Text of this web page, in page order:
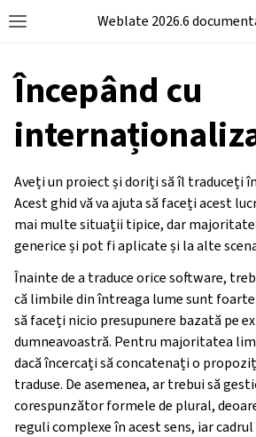
Weblate 2026.6
Începând cu
Aveți un proiect și doriți să îl traduceți
Acest ghid vă va ajuta să faceți acest
mai multe situații tipice, dar
generice și pot fi aplicate și la alte
Înainte de a traduce orice software,
că limbile din întreaga lume sunt
să faceți nicio presupunere bazată pe
dumneavoastră. Pentru majoritatea
dacă încercați să concatenați o
traduse. De asemenea, ar trebui să
corespunzător formele de plural,
reguli complexe în acest sens, iar cadrul